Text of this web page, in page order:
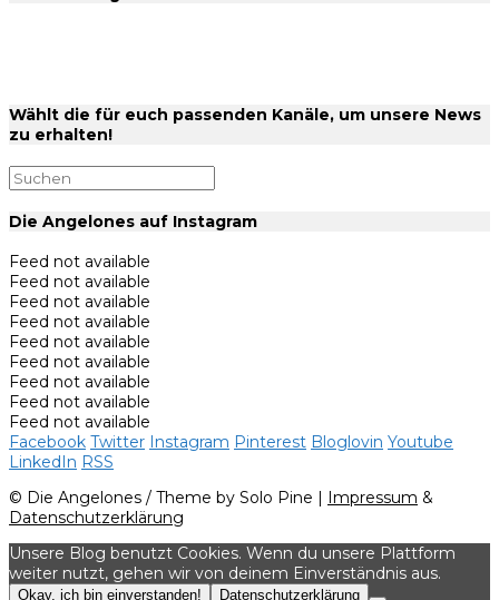
Wählt die für euch passenden Kanäle, um unsere News
zu erhalten!
Die Angelones auf Instagram
Feed not available
Feed not available
Feed not available
Feed not available
Feed not available
Feed not available
Feed not available
Feed not available
Feed not available
Facebook Twitter Instagram Pinterest Bloglovin Youtube
LinkedIn RSS
© Die Angelones / Theme by Solo Pine | Impressum &
Datenschutzerklärung
Unsere Blog benutzt Cookies. Wenn du unsere Plattform
weiter nutzt, gehen wir von deinem Einverständnis aus.
Okay, ich bin einverstanden! Datenschutzerklärung